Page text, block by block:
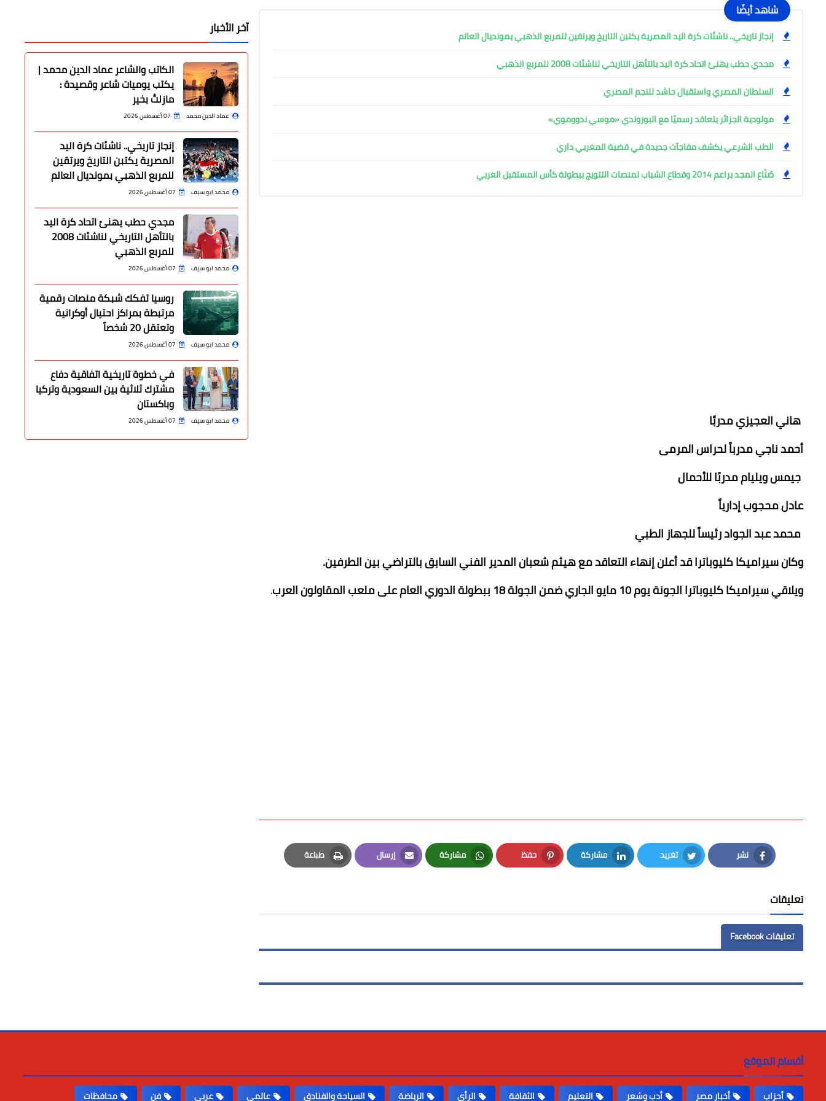
شاهد أيضًا
إنجاز تاريخي.. ناشئات كرة اليد المصرية يكتبن التاريخ ويرتقين للمربع الذهبي بمونديال العالم
مجدي حطب يهنئ اتحاد كرة اليد بالتأهل التاريخي لناشئات 2008 للمربع الذهبي
السلطان المصري واستقبال حاشد للنجم المصري
مولودية الجزائر يتعاقد رسميًا مع البوروندي «موسي ندووموي»
الطب الشرعي يكشف مفاجآت جديدة في قضية المغربي داري
صُنّاع المجد براعم 2014 وقطاع الشباب لمنصات التتويج ببطولة كأس المستقبل العربي
هاني العجيزي مدربًا
أحمد ناجي مدرباً لحراس المرمى
جيمس ويليام مدربًا للأحمال
عادل محجوب إدارياً
محمد عبد الجواد رئيساً للجهاز الطبي
وكان سيراميكا كليوباترا قد أعلن إنهاء التعاقد مع هيثم شعبان المدير الفني السابق بالتراضي بين الطرفين.
ويلاقي سيراميكا كليوباترا الجونة يوم 10 مايو الجاري ضمن الجولة 18 ببطولة الدوري العام على ملعب المقاولون العرب
.
نشر
Facebook
تغريد
Twitter
مشاركة
LinkedIn
حفظ
Pinterest
مشاركة
Whatsapp
إرسال
Email
طباعة
Print
تعليقات
تعليقات Facebook
آخر الأخبار
الكاتب والشاعر عماد الدين محمد |
يكتب يوميات شاعر وقصيدة :
مازلتُ بخير
عماد الدين محمد 07 أغسطس 2026
إنجاز تاريخي.. ناشئات كرة اليد
المصرية يكتبن التاريخ ويرتقين
للمربع الذهبي بمونديال العالم
محمد ابو سيف 07 أغسطس 2026
مجدي حطب يهنئ اتحاد كرة اليد
بالتأهل التاريخي لناشئات 2008
للمربع الذهبي
محمد ابو سيف 07 أغسطس 2026
روسيا تفكك شبكة منصات رقمية
مرتبطة بمراكز احتيال أوكرانية
وتعتقل 20 شخصاً
محمد ابو سيف 07 أغسطس 2026
في خطوة تاريخية اتفاقية دفاع
مشترك ثلاثية بين السعودية وتركيا
وباكستان
محمد ابو سيف 07 أغسطس 2026
أقسام الموقع
أحزاب أخبار مصر أدب وشعر التعليم الثقافة الرأى الرياضة السياحة والفنادق عالمى عربى فن محافظات